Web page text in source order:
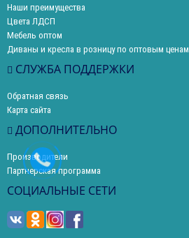
Наши преимущества
Цвета ЛДСП
Мебель оптом
Диваны и кресла в розницу по оптовым ценам
СЛУЖБА ПОДДЕРЖКИ
Обратная связь
Карта сайта
ДОПОЛНИТЕЛЬНО
Производители
Партнерская программа
СОЦИАЛЬНЫЕ СЕТИ